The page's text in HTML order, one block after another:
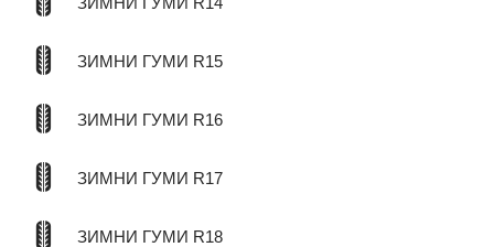
ЗИМНИ ГУМИ R15
ЗИМНИ ГУМИ R16
ЗИМНИ ГУМИ R17
ЗИМНИ ГУМИ R18